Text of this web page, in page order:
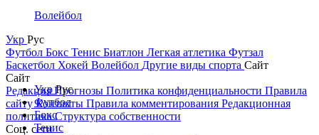
Волейбол
Укр Рус
Футбол Бокс Тенис Биатлон Легкая атлетика Футзал
Баскетбол Хокей Волейбол Другие виды спорта Сайт
Сайт
РедакцияПрогнозы Политика конфиденциальности Правила
сайтуКонтакты Правила комментирования Редакционная
политикаСтруктура собственности
Соц. сети
УкрРус
Футбол
Бокс
Тенис